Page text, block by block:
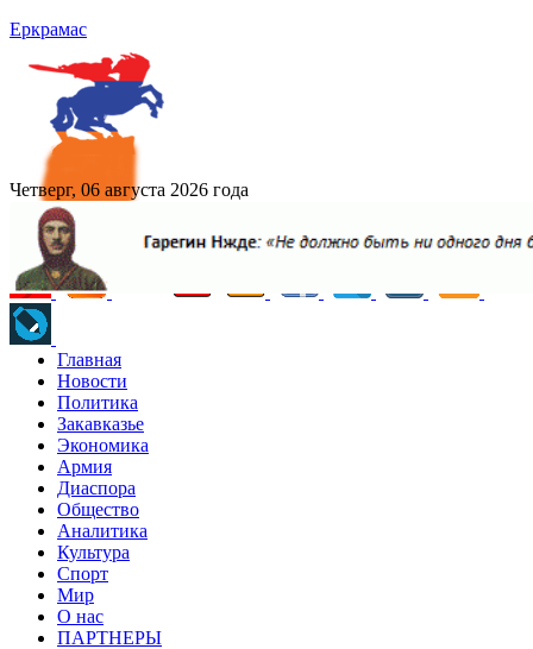
Еркрамас
Четверг, 06 августа 2026 года
Главная
Новости
Политика
Закавказье
Экономика
Армия
Диаспора
Общество
Аналитика
Культура
Спорт
Мир
О нас
ПАРТНЕРЫ